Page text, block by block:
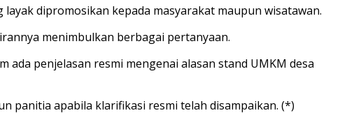
dipromosikan kepada masyarakat maupun wisatawan.
menimbulkan berbagai pertanyaan.
penjelasan resmi mengenai alasan stand UMKM desa
panitia apabila klarifikasi resmi telah disampaikan. (*)